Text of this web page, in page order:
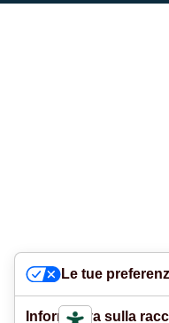
Le tue
Informativa sulla